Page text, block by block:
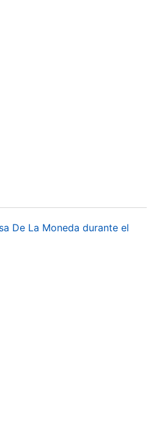
De La Moneda durante el